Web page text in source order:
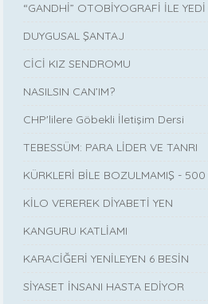
“GANDHİ” OTOBİYOGRAFİ İLE
DUYGUSAL ŞANTAJ
CİCİ KIZ SENDROMU
NASILSIN CAN’IM?
CHP'lilere Göbekli İletişim Dersi
TEBESSÜM: PARA LİDER VE TANRI
KÜRKLERİ BİLE BOZULMAMIŞ - 500
KİLO VEREREK DİYABETİ YEN
KANGURU KATLİAMI
KARACİĞERİ YENİLEYEN 6 BESİN
SİYASET İNSANI HASTA EDİYOR